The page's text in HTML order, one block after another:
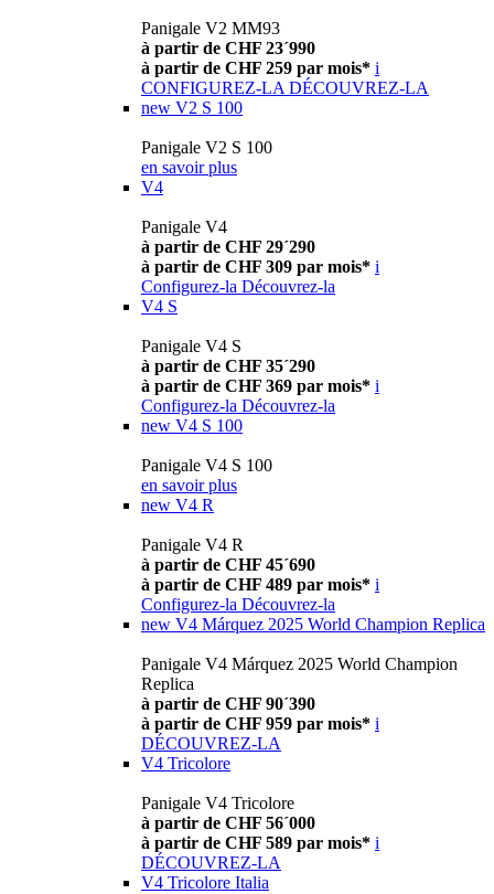
Panigale V2 MM93
à partir de CHF 23´990
à partir de CHF 259 par mois* i
CONFIGUREZ-LA DÉCOUVREZ-LA
new V2 S 100
Panigale V2 S 100
en savoir plus
V4
Panigale V4
à partir de CHF 29´290
à partir de CHF 309 par mois* i
Configurez-la Découvrez-la
V4 S
Panigale V4 S
à partir de CHF 35´290
à partir de CHF 369 par mois* i
Configurez-la Découvrez-la
new V4 S 100
Panigale V4 S 100
en savoir plus
new V4 R
Panigale V4 R
à partir de CHF 45´690
à partir de CHF 489 par mois* i
Configurez-la Découvrez-la
new V4 Márquez 2025 World Champion Replica
Panigale V4 Márquez 2025 World Champion
Replica
à partir de CHF 90´390
à partir de CHF 959 par mois* i
DÉCOUVREZ-LA
V4 Tricolore
Panigale V4 Tricolore
à partir de CHF 56´000
à partir de CHF 589 par mois* i
DÉCOUVREZ-LA
V4 Tricolore Italia